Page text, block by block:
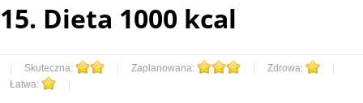
15. Dieta 1000 kcal
Skuteczna: Zaplanowana: Zdrowa:
Łatwa: